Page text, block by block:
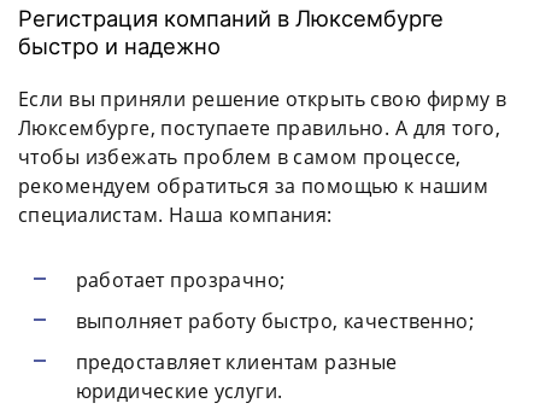
Регистрация компаний в Люксембурге
быстро и надежно
Если вы приняли решение открыть свою фирму в
Люксембурге, поступаете правильно. А для того,
чтобы избежать проблем в самом процессе,
рекомендуем обратиться за помощью к нашим
специалистам. Наша компания:
работает прозрачно;
выполняет работу быстро, качественно;
предоставляет клиентам разные
юридические услуги.